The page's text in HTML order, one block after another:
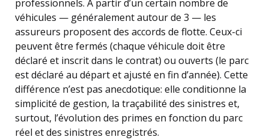
professionnels. À partir d’un certain nombre de
véhicules — généralement autour de 3 — les
assureurs proposent des accords de flotte. Ceux-ci
peuvent être fermés (chaque véhicule doit être
déclaré et inscrit dans le contrat) ou ouverts (le parc
est déclaré au départ et ajusté en fin d’année). Cette
différence n’est pas anecdotique: elle conditionne la
simplicité de gestion, la traçabilité des sinistres et,
surtout, l’évolution des primes en fonction du parc
réel et des sinistres enregistrés.